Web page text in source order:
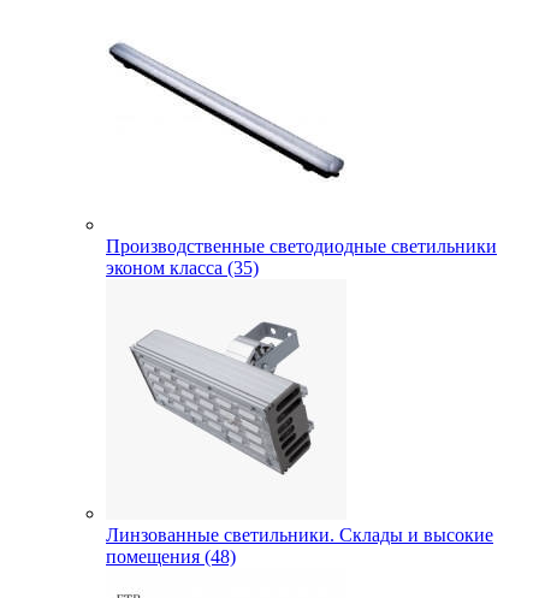
Производственные светодиодные светильники
эконом класса (35)
Линзованные светильники. Склады и высокие
помещения (48)